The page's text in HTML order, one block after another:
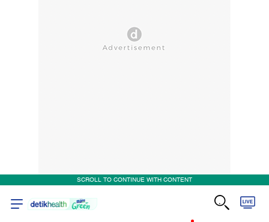
SCROLL TO CONTINUE WITH CONTENT